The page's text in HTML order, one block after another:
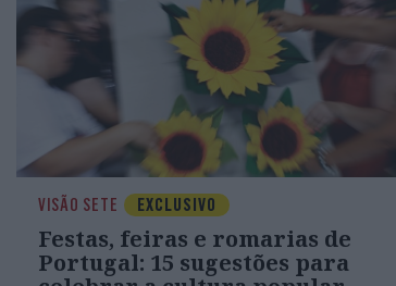
VISÃO SETE EXCLUSIVO
Festas, feiras e romarias de
Portugal: 15 sugestões para